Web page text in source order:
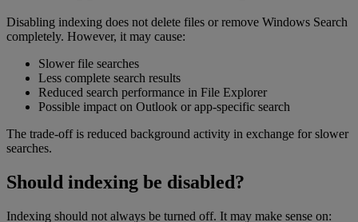
Disabling indexing does not delete files or remove Windows Search
completely. However, it may cause:
Slower file searches
Less complete search results
Reduced search performance in File Explorer
Possible impact on Outlook or app-specific search
The trade-off is reduced background activity in exchange for slower
searches.
Should indexing be disabled?
Indexing should not always be turned off. It may make sense on: